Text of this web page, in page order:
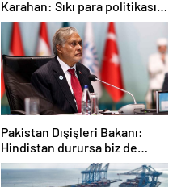
Karahan: Sıkı para politikası
duruşumuz sürecek
Pakistan Dışişleri Bakanı:
Hindistan durursa biz de
duracağız